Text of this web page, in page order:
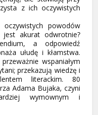
z ich oczywistych
powodów
jest akurat odwrotnie?
a odpowiedź
ułudę i kłamstwa.
wspaniałym
przekazują wiedzę i
literackim. 80
Adama Bujaka, czyni
wymownym i